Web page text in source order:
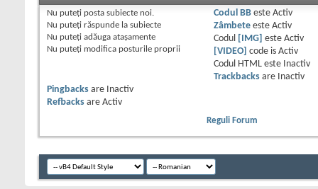
Nu puteţi posta subiecte noi.
Nu puteţi răspunde la subiecte
Nu puteţi adăuga ataşamente
Nu puteţi modifica posturile proprii
Codul BBeste Activ
Zâmbeteeste Activ
Codul
[IMG] este Activ
[VIDEO]
code is Activ
Codul HTML este
Inactiv
Trackbacksare
Inactiv
Pingbacks are
Inactiv
Refbacks are Activ
Reguli Forum